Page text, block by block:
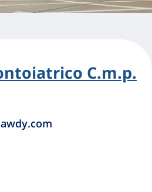
C.m.p.